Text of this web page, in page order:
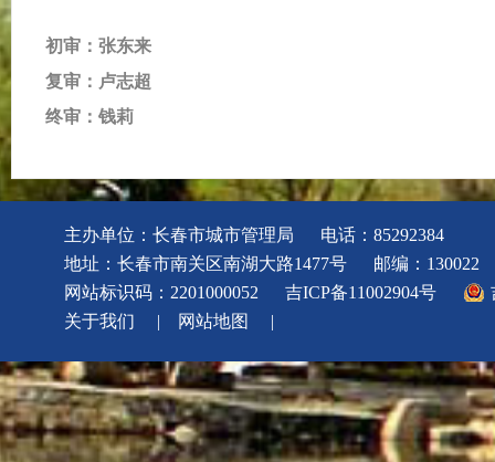
初审：张东来
复审：卢志超
终审：钱莉
主办单位：长春市城市管理局
电话：85292384
地址：长春市南关区南湖大路1477号
邮编：130022
网站标识码：2201000052
吉ICP备11002904号
关于我们
| 网站地图 |